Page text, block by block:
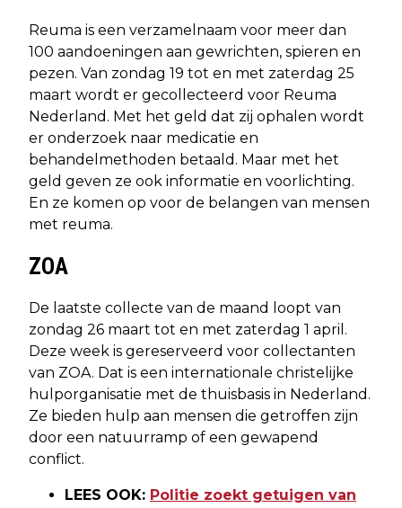
Reuma is een verzamelnaam voor meer dan
100 aandoeningen aan gewrichten, spieren en
pezen. Van zondag 19 tot en met zaterdag 25
maart wordt er gecollecteerd voor Reuma
Nederland. Met het geld dat zij ophalen wordt
er onderzoek naar medicatie en
behandelmethoden betaald. Maar met het
geld geven ze ook informatie en voorlichting.
En ze komen op voor de belangen van mensen
met reuma.
ZOA
De laatste collecte van de maand loopt van
zondag 26 maart tot en met zaterdag 1 april.
Deze week is gereserveerd voor collectanten
van ZOA. Dat is een internationale christelijke
hulporganisatie met de thuisbasis in Nederland.
Ze bieden hulp aan mensen die getroffen zijn
door een natuurramp of een gewapend
conflict.
LEES OOK: Politie zoekt getuigen van